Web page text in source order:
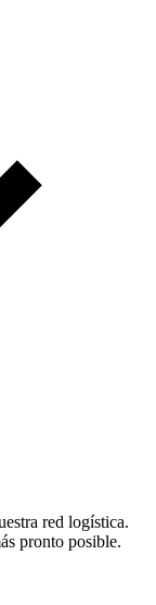
red logística.
pronto posible.